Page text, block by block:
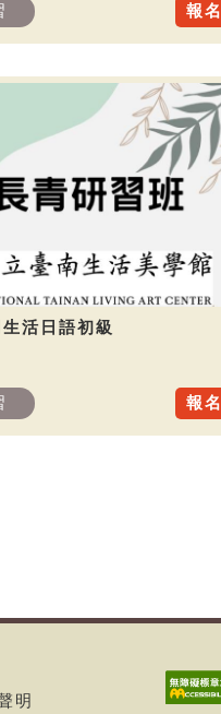
報名
活日語初級
報名
明